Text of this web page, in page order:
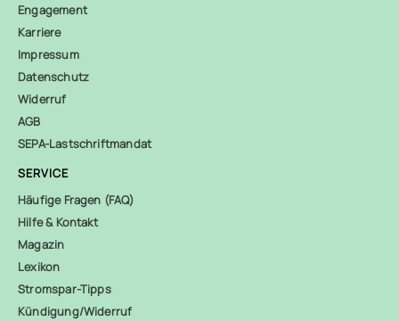
Engagement
Karriere
Impressum
Datenschutz
Widerruf
AGB
SEPA-Lastschriftmandat
SERVICE
Häufige Fragen (FAQ)
Hilfe & Kontakt
Magazin
Lexikon
Stromspar-Tipps
Kündigung/Widerruf